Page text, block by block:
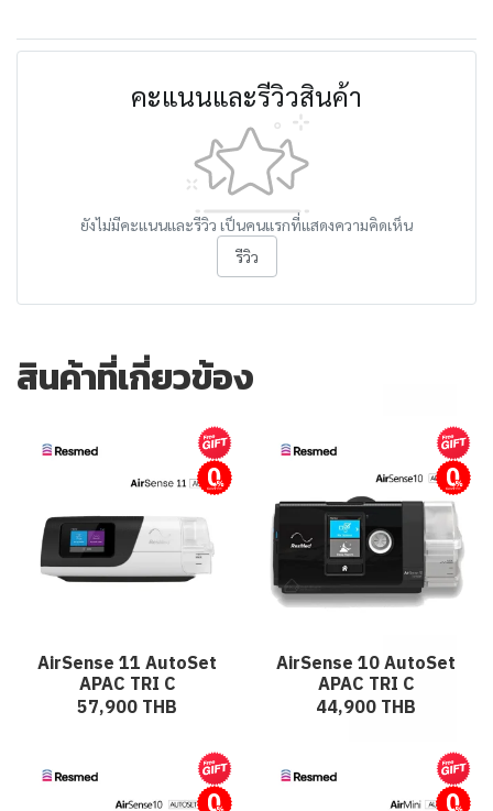
คะแนนและรีวิวสินค้า
ยังไม่มีคะแนนและรีวิว เป็นคนแรกที่แสดงความคิดเห็น
รีวิว
สินค้าที่เกี่ยวข้อง
ผ่อนชำระ
AirSense 11 AutoSet
APAC TRI C
57,900 THB
ผ่อนชำระ
AirSense 10 AutoSet
APAC TRI C
44,900 THB